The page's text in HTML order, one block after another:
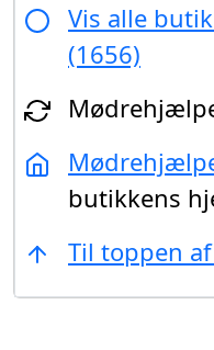
Vis alle
(1656)
butikkens
Til toppen